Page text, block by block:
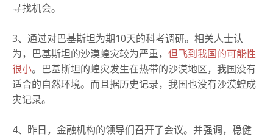
寻找机会。
3、通过对巴基斯坦为期10天的科考调研。相关人士认
为，巴基斯坦的沙漠蝗灾较为严重， 但飞到我国的可能性
很小。巴基斯坦的蝗灾发生在热带的沙漠地区，我国没有
适合的自然环境。而且据历史记录，我国也没有沙漠蝗成
灾记录。
4、昨日，金融机构的领导们召开了会议。并强调，稳健